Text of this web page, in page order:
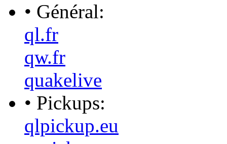
• Général:
ql.fr
qw.fr
quakelive
• Pickups:
qlpickup.eu